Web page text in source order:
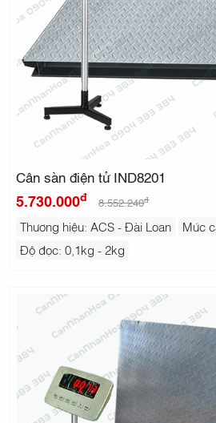
Cân sàn điện tử IND8201
5.730.000đ 8.552.240đ
Thương hiệu: ACS - Đài Loan
Mức
Độ đọc: 0,1kg - 2kg